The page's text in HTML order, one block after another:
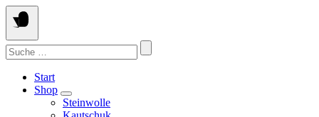
Springen
Sie
zum
Inhalt
Suchen
nach:
Start
Shop
Steinwolle